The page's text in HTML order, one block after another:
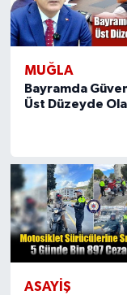
MUĞLA
Bayramda
Üst Düzeyde
ASAYIŞ